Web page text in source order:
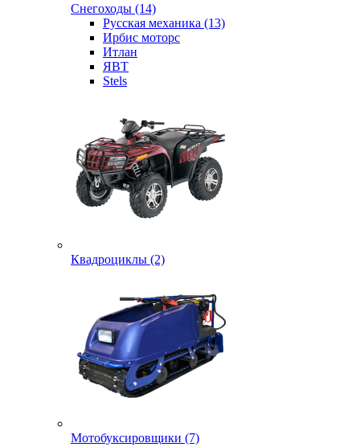
Снегоходы (14)
Русская механика (13)
Ирбис моторс
Итлан
ЯВТ
Stels
Квадроциклы (2)
Мотобуксировщики (7)